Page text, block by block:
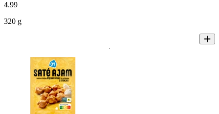
4.99
320 g